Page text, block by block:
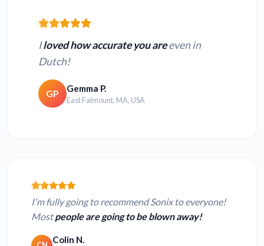
Iloved how accurate you areeven in
Dutch!
GP Gemma P.
East Falmount, MA, USA
I'm fully going to recommend Sonix to everyone!
Mostpeople are going to be blown away!
Colin N.